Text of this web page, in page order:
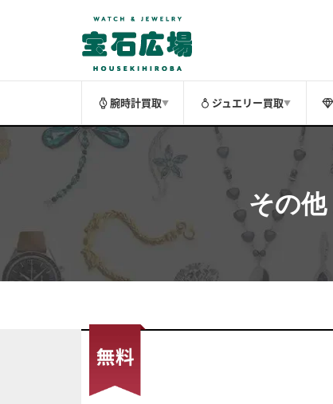
腕時計買取▼ ジュエリー買取▼
その他